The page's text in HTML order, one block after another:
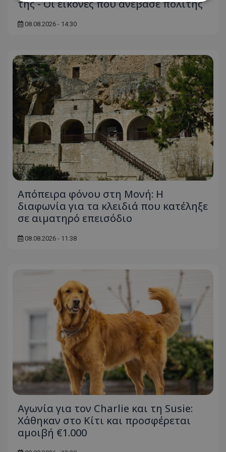
της - Οι εικόνες που ανέβασε πολίτης
08.08.2026 - 14:30
Απόπειρα φόνου στη Μονή: Η
διαφωνία για τα κλειδιά που κατέληξε
σε αιματηρό επεισόδιο
08.08.2026 - 11:38
Αγωνία για τον Charlie και τη Susie:
Χάθηκαν στο Κίτι και προσφέρεται
αμοιβή €1.000
Απολύτως απαραίτητα
Τα απολύτως απαραίτητα cookies επιτρέπουν
βασικές λειτουργίες του ιστότοπου, όπως τη
σύνδεση χρήστη και τη διαχείριση λογαριασμού.
Ο ιστότοπος δεν μπορεί να χρησιμοποιηθεί σωστά
χωρίς τα απολύτως απαραίτητα cookies.
Ονοματεπώνυμο
Προμηθευτής /Πεδίο
usprivacy
.lifenewscy.tothemaonline.com
ASP.NET_SessionId
VISITOR_PRIVACY_METADATA
YouTube
.youtube.com